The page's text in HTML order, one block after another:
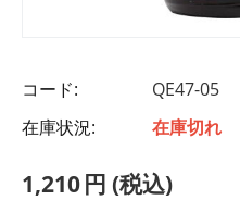
コード:
QE47-05
在庫状況:
在庫切れ
1,210円 (税込)